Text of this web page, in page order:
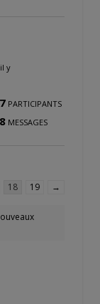
il y
7 PARTICIPANTS
8 MESSAGES
18 19 →